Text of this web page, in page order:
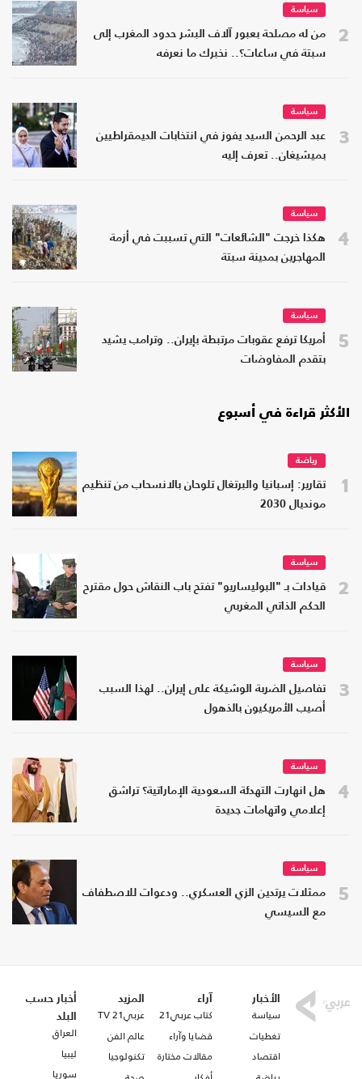
2
سياسة
من له مصلحة بعبور آلاف البشر حدود المغرب إلى
سبتة في ساعات؟.. نخبرك ما نعرفه
3
سياسة
عبد الرحمن السيد يفوز في انتخابات الديمقراطيين
بميشيغان.. تعرف إليه
4
سياسة
هكذا خرجت "الشائعات" التي تسببت في أزمة
المهاجرين بمدينة سبتة
5
سياسة
أمريكا ترفع عقوبات مرتبطة بإيران.. وترامب يشيد
بتقدم المفاوضات
الأكثر قراءة في أسبوع
1
رياضة
تقارير: إسبانيا والبرتغال تلوحان بالانسحاب من تنظيم
مونديال 2030
2
سياسة
قيادات بـ "البوليساريو" تفتح باب النقاش حول مقترح
الحكم الذاتي المغربي
3
سياسة
تفاصيل الضربة الوشيكة على إيران.. لهذا السبب
أصيب الأمريكيون بالذهول
4
سياسة
هل انهارت التهدئة السعودية الإماراتية؟ تراشق
إعلامي واتهامات جديدة
5
سياسة
ممثلات يرتدين الزي العسكري.. ودعوات للاصطفاف
مع السيسي
الأخبار
سياسة
تغطيات
اقتصاد
آراء
كتاب عربي21
قضايا وآراء
مقالات مختارة
المزيد
عربي21 TV
عالم الفن
تكنولوجيا
أخبار حسب
البلد
العراق
ليبيا
سوريا